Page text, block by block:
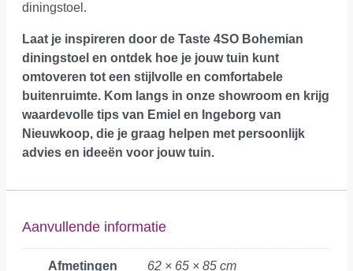
diningstoel.
Laat je inspireren door de Taste 4SO Bohemian
diningstoel en ontdek hoe je jouw tuin kunt
omtoveren tot een stijlvolle en comfortabele
buitenruimte. Kom langs in onze showroom en krijg
waardevolle tips van Emiel en Ingeborg van
Nieuwkoop, die je graag helpen met persoonlijk
advies en ideeën voor jouw tuin.
Aanvullende informatie
Afmetingen 62 × 65 × 85 cm